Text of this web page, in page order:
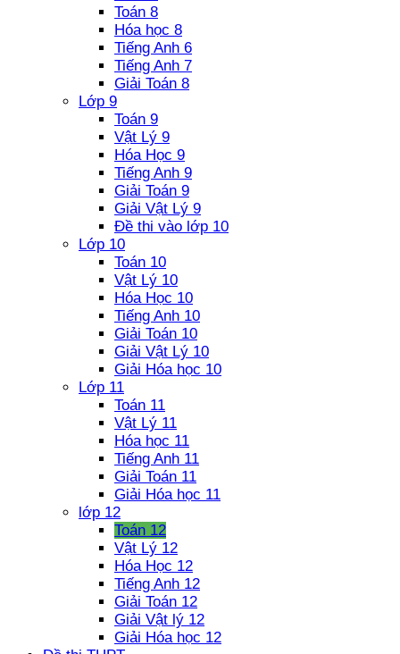
Toán 8
Hóa học 8
Tiếng Anh 6
Tiếng Anh 7
Giải Toán 8
Lớp 9
Toán 9
Vật Lý 9
Hóa Học 9
Tiếng Anh 9
Giải Toán 9
Giải Vật Lý 9
Đề thi vào lớp 10
Lớp 10
Toán 10
Vật Lý 10
Hóa Học 10
Tiếng Anh 10
Giải Toán 10
Giải Vật Lý 10
Giải Hóa học 10
Lớp 11
Toán 11
Vật Lý 11
Hóa học 11
Tiếng Anh 11
Giải Toán 11
Giải Hóa học 11
lớp 12
Toán 12
Vật Lý 12
Hóa Học 12
Tiếng Anh 12
Giải Toán 12
Giải Vật lý 12
Giải Hóa học 12